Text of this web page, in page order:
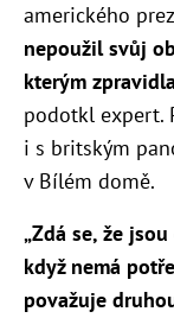
amerického
nepoužil svůj
kterým
podotkl expert.
i s britským
v Bílém domě.
„Zdá se, že
když nemá
považuje